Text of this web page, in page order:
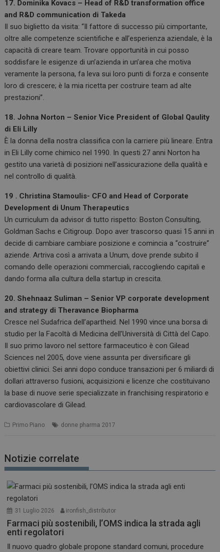
17. Dominika Kovacs – Head of R&D transformation office
and R&D communication di Takeda
Il suo biglietto da visita: “Il fattore di successo più cimportante,
oltre alle competenze scientifiche e all’esperienza aziendale, è la
capacità di creare team. Trovare opportunità in cui posso
soddisfare le esigenze di un’azienda in un’area che motiva
veramente la persona, fa leva sui loro punti di forza e consente
loro di crescere; è la mia ricetta per costruire team ad alte
prestazioni”.
18. Johna Norton – Senior Vice President of Global Qaulity
di Eli Lilly
È la donna della nostra classifica con la carriere più lineare. Entra
in Eli Lilly come chimico nel 1990. In questi 27 anni Norton ha
gestito una varietà di posizioni nell’assicurazione della qualità e
nel controllo di qualità.
19 . Christina Stamoulis- CFO and Head of Corporate
Development di Unum Therapeutics
Un curriculum da advisor di tutto rispetto: Boston Consulting,
Goldman Sachs e Citigroup. Dopo aver trascorso quasi 15 anni in
decide di cambiare cambiare posizione e comincia a “costruire”
aziende. Artriva così a arrivata a Unum, dove prende subito il
comando delle operazioni commerciali, raccogliendo capitali e
dando forma alla cultura della startup in crescita.
20. Shehnaaz Suliman – Senior VP corporate development
and strategy di Theravance Biopharma
Cresce nel Sudafrica dell’apartheid. Nel 1990 vince una borsa di
studio per la Facoltà di Medicina dell’Università di Città del Capo.
Il suo primo lavoro nel settore farmaceutico è con Gilead
Sciences nel 2005, dove viene assunta per diversificare gli
obiettivi clinici. Sei anni dopo conduce transazioni per 6 miliardi di
dollari attraverso fusioni, acquisizioni e licenze che costituivano
la base di nuove serie specializzate in franchising respiratorio e
cardiovascolare di Gilead.
Primo Piano donne pharma 2017
Notizie correlate
31 Luglio 2026 ironfish_distributor
Farmaci più sostenibili, l’OMS indica la strada agli
enti regolatori
Il nuovo quadro globale propone standard comuni, procedure